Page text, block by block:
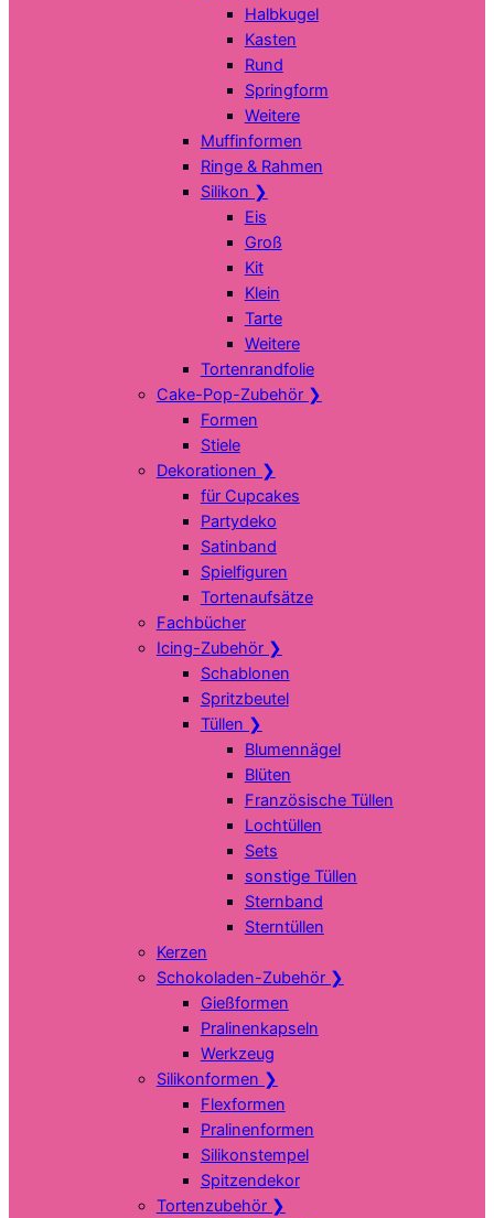
Halbkugel
Kasten
Rund
Springform
Weitere
Muffinformen
Ringe & Rahmen
Silikon ❯
Eis
Groß
Kit
Klein
Tarte
Weitere
Tortenrandfolie
Cake-Pop-Zubehör ❯
Formen
Stiele
Dekorationen ❯
für Cupcakes
Partydeko
Satinband
Spielfiguren
Tortenaufsätze
Fachbücher
Icing-Zubehör ❯
Schablonen
Spritzbeutel
Tüllen ❯
Blumennägel
Blüten
Französische Tüllen
Lochtüllen
Sets
sonstige Tüllen
Sternband
Sterntüllen
Kerzen
Schokoladen-Zubehör ❯
Gießformen
Pralinenkapseln
Werkzeug
Silikonformen ❯
Flexformen
Pralinenformen
Silikonstempel
Spitzendekor
Tortenzubehör ❯